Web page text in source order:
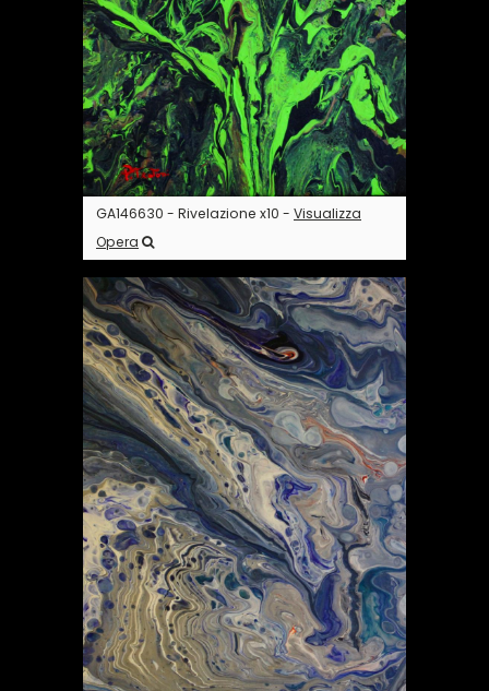
GA146630 - Rivelazione x10 - Visualizza
Opera